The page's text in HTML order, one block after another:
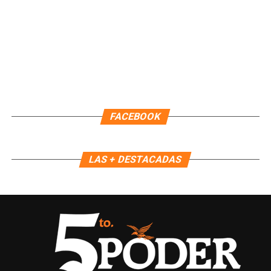
FACEBOOK
LAS + DESTACADAS